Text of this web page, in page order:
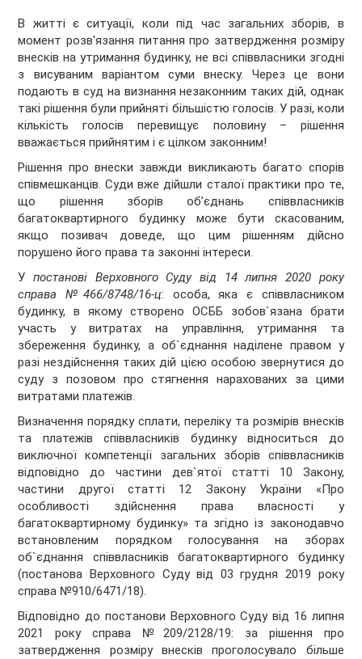
В житті є ситуації, коли під час загальних зборів, в
момент розв'язання питання про затвердження розміру
внесків на утримання будинку, не всі співвласники згодні
з висуваним варіантом суми внеску. Через це вони
подають в суд на визнання незаконним таких дій, однак
такі рішення були прийняті більшістю голосів. У разі, коли
кількість голосів перевищує половину – рішення
вважається прийнятим і є цілком законним!
Рішення про внески завжди викликають багато спорів
співмешканців. Суди вже дійшли сталої практики про те,
що рішення зборів об’єднань співвласників
багатоквартирного будинку може бути скасованим,
якщо позивач доведе, що цим рішенням дійсно
порушено його права та законні інтереси.
Упостанові Верховного Суду від 14 липня 2020 року
справа №466/8748/16-ц: особа, яка є співвласником
будинку, в якому створено ОСББ зобов`язана брати
участь у витратах на управління, утримання та
збереження будинку, а об`єднання наділене правом у
разі нездійснення таких дій цією особою звернутися до
суду з позовом про стягнення нарахованих за цими
витратами платежів.
Визначення порядку сплати, переліку та розмірів внесків
та платежів співвласників будинку відноситься до
виключної компетенції загальних зборів співвласників
відповідно до частини дев`ятої статті 10 Закону,
частини другої статті 12 Закону України «Про
особливості здійснення права власності у
багатоквартирному будинку» та згідно із законодавчо
встановленим порядком голосування на зборах
об`єднання співвласників багатоквартирного будинку
(постанова Верховного Суду від 03 грудня 2019 року
справа №910/6471/18).
Відповідно до постанови Верховного Суду від 16 липня
2021 року справа №209/2128/19: за рішення про
затвердження розміру внесків проголосувало більше